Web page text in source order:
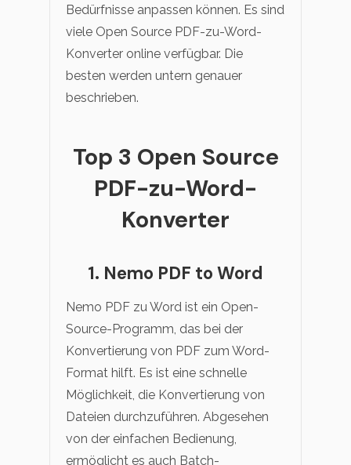
Bedürfnisse anpassen können. Es sind
viele Open Source PDF-zu-Word-
Konverter online verfügbar. Die
besten werden untern genauer
beschrieben.
Top 3 Open Source
PDF-zu-Word-
Konverter
1. Nemo PDF to Word
Nemo PDF zu Word ist ein Open-
Source-Programm, das bei der
Konvertierung von PDF zum Word-
Format hilft. Es ist eine schnelle
Möglichkeit, die Konvertierung von
Dateien durchzuführen. Abgesehen
von der einfachen Bedienung,
ermöglicht es auch Batch-